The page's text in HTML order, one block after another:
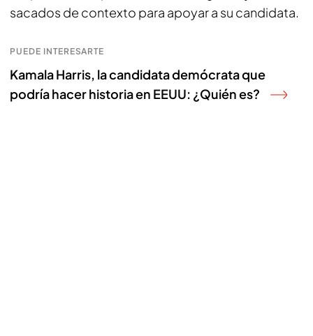
sacados de contexto para apoyar a su candidata.
PUEDE INTERESARTE
Kamala Harris, la candidata demócrata que
podría hacer historia en EEUU: ¿Quién es?